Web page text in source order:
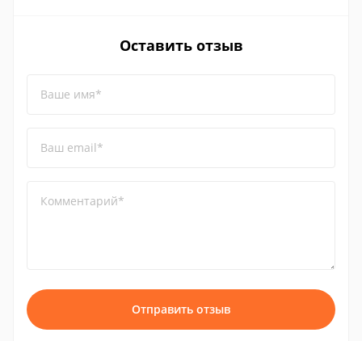
Оставить отзыв
Ваше имя*
Ваш email*
Комментарий*
Отправить отзыв